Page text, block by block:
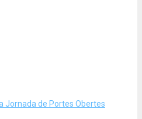
Jornada de Portes Obertes